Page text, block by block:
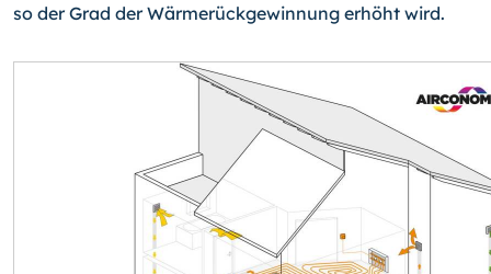
so der Grad der Wärmerückgewinnung erhöht wird.